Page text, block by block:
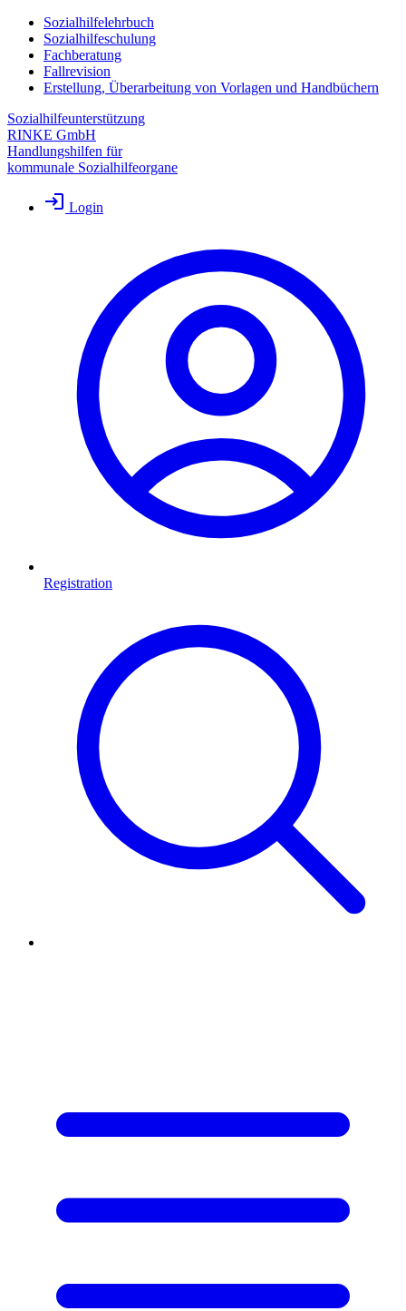
Sozialhilfelehrbuch
Sozialhilfeschulung
Fachberatung
Fallrevision
Erstellung, Überarbeitung von Vorlagen und Handbüchern
Sozialhilfeunterstützung
RINKE GmbH
Handlungshilfen für
kommunale Sozialhilfeorgane
Login
Registration